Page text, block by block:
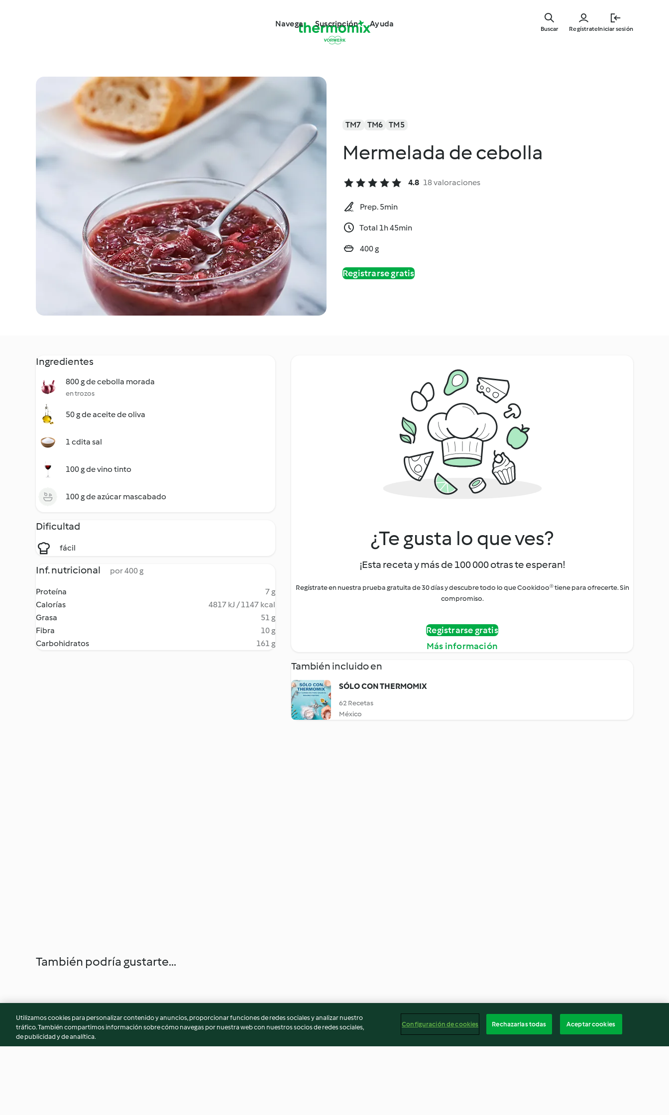
Navega Suscripción Ayuda
RegístrateIniciar sesión
Buscar
TM7 TM6 TM5
Mermelada de cebolla
4.8 18 valoraciones
Prep. 5min
Total 1h 45min
400 g
Registrarse gratis
Ingredientes
800 g de cebolla morada
en trozos
50 g de aceite de oliva
1 cdita sal
100 g de vino tinto
100 g de azúcar mascabado
Dificultad
fácil
Inf. nutricional por 400 g
Proteína
7 g
Calorías
4817 kJ / 1147 kcal
Grasa
51 g
Fibra
10 g
Carbohidratos
161 g
¿Te gusta lo que ves?
¡Esta receta y más de 100 000 otras te esperan!
Regístrate en nuestra prueba gratuita de 30 días y descubre todo lo que Cookidoo® tiene para ofrecerte. Sin
compromiso.
Registrarse gratis
Más información
También incluido en
SÓLO CON THERMOMIX
62 Recetas
México
También podría gustarte...
Utilizamos cookies para personalizar contenido y anuncios, proporcionar funciones de redes sociales y analizar nuestro
tráfico. También compartimos información sobre cómo navegas por nuestra web con nuestros socios de redes sociales,
de publicidad y de analítica.
Configuración de cookies Rechazarlas todas Aceptar cookies